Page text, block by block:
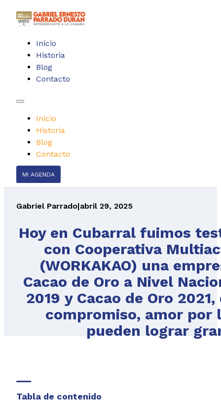
Inicio
Historia
Blog
Contacto
Inicio
Historia
Blog
Contacto
MI AGENDA
Gabriel Parrado|abril 29, 2025
Hoy en Cubarral fuimos
con Cooperativa
(WORKAKAO) una
Cacao de Oro a Nivel
2019 y Cacao de Oro
compromiso, amor por
pueden lograr
Tabla de contenido